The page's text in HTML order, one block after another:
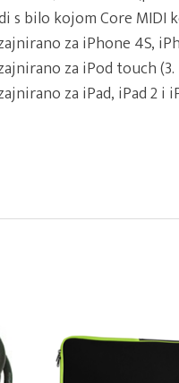
s bilo kojom Core
za iPhone 4S,
za iPod touch
za iPad, iPad 2 i